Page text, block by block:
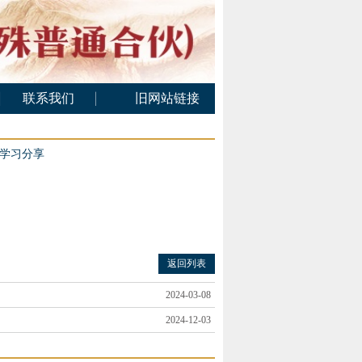
联系我们
在线留言
旧网站链接
习分享
返回列表
2024-03-08
2024-12-03